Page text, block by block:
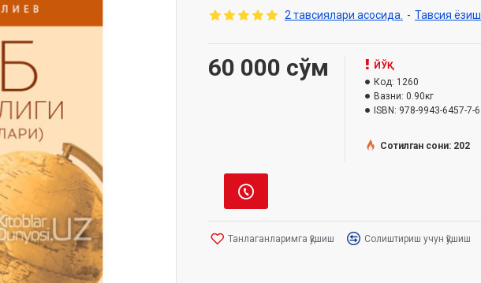
2 тавсиялари асосида. - Тавсия ёзиш
60 000 сўм
ЙЎҚ
Код: 1260
Вазни: 0.90кг
ISBN: 978-9943-6457-7-6
Сотилган сони: 202
Танлаганларимга қўшиш Солиштириш учун қўшиш